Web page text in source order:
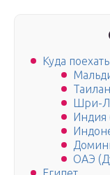
Куда
Шри-
Индия
ОАЭ